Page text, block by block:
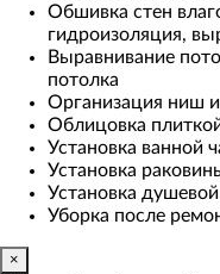
Обшивка стен
гидроизоляция,
Выравнивание
потолка
Организация ниш и
Облицовка
Установка ванной
Установка
Установка
Уборка после
×